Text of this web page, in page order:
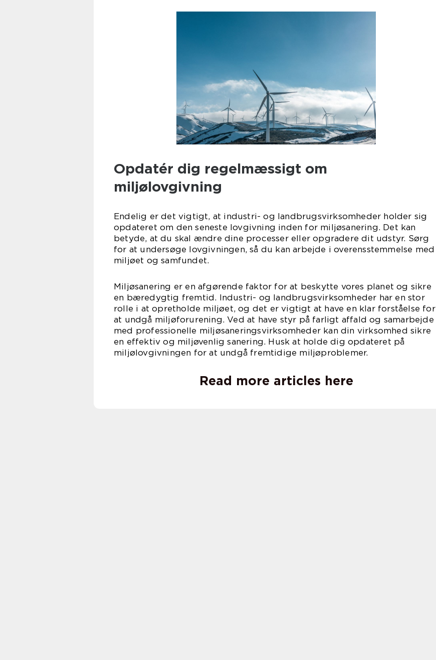
Opdatér dig regelmæssigt om
miljølovgivning
Endelig er det vigtigt, at industri- og landbrugsvirksomheder holder sig
opdateret om den seneste lovgivning inden for miljøsanering. Det kan
betyde, at du skal ændre dine processer eller opgradere dit udstyr. Sørg
for at undersøge lovgivningen, så du kan arbejde i overensstemmelse med
miljøet og samfundet.
Miljøsanering er en afgørende faktor for at beskytte vores planet og sikre
en bæredygtig fremtid. Industri- og landbrugsvirksomheder har en stor
rolle i at opretholde miljøet, og det er vigtigt at have en klar forståelse for
at undgå miljøforurening. Ved at have styr på farligt affald og samarbejde
med professionelle miljøsaneringsvirksomheder kan din virksomhed sikre
en effektiv og miljøvenlig sanering. Husk at holde dig opdateret på
miljølovgivningen for at undgå fremtidige miljøproblemer.
Read more articles here